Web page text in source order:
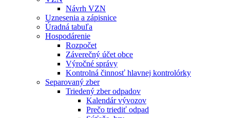
Návrh VZN
Uznesenia a zápisnice
Úradná tabuľa
Hospodárenie
Rozpočet
Záverečný účet obce
Výročné správy
Kontrolná činnosť hlavnej kontrolórky
Separovaný zber
Triedený zber odpadov
Kalendár vývozov
Prečo triediť odpad